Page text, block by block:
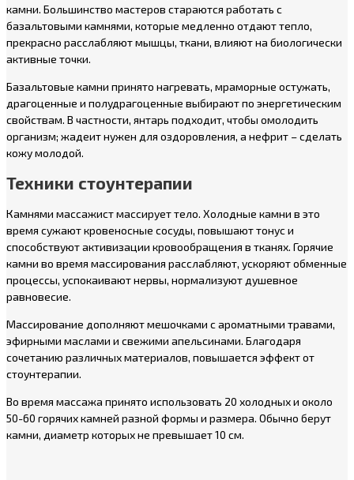
камни. Большинство мастеров стараются работать с
базальтовыми камнями, которые медленно отдают тепло,
прекрасно расслабляют мышцы, ткани, влияют на биологически
активные точки.
Базальтовые камни принято нагревать, мраморные остужать,
драгоценные и полудрагоценные выбирают по энергетическим
свойствам. В частности, янтарь подходит, чтобы омолодить
организм; жадеит нужен для оздоровления, а нефрит – сделать
кожу молодой.
Техники стоунтерапии
Камнями массажист массирует тело. Холодные камни в это
время сужают кровеносные сосуды, повышают тонус и
способствуют активизации кровообращения в тканях. Горячие
камни во время массирования расслабляют, ускоряют обменные
процессы, успокаивают нервы, нормализуют душевное
равновесие.
Массирование дополняют мешочками с ароматными травами,
эфирными маслами и свежими апельсинами. Благодаря
сочетанию различных материалов, повышается эффект от
стоунтерапии.
Во время массажа принято использовать 20 холодных и около
50-60 горячих камней разной формы и размера. Обычно берут
камни, диаметр которых не превышает 10 см.